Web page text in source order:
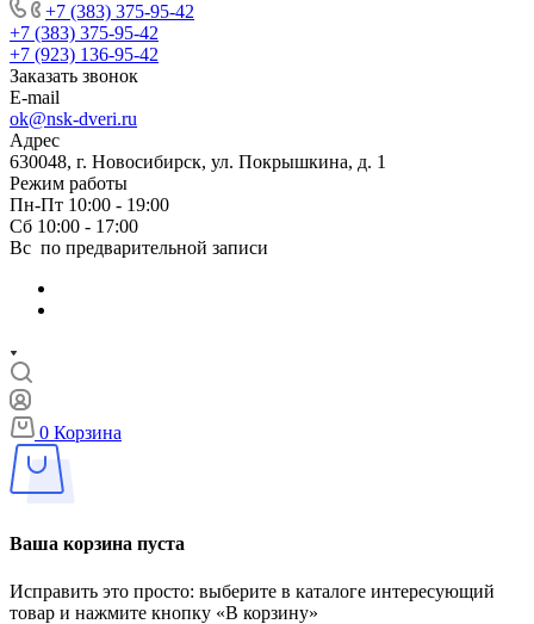
+7 (383) 375-95-42
+7 (383) 375-95-42
+7 (923) 136-95-42
Заказать звонок
E-mail
ok@nsk-dveri.ru
Адрес
630048, г. Новосибирск, ул. Покрышкина, д. 1
Режим работы
Пн-Пт 10:00 - 19:00
Сб 10:00 - 17:00
Вс по предварительной записи
0 Корзина
Ваша корзина пуста
Исправить это просто: выберите в каталоге интересующий
товар и нажмите кнопку «В корзину»